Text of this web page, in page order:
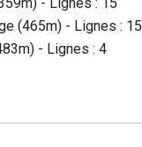
(465m) - Lignes : 15
- Lignes : 4